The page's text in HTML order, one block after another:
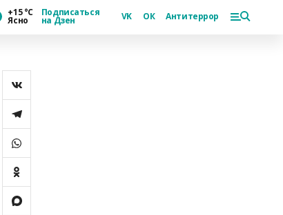
+15 °С
Ясно
Подписаться
на Дзен VK ОК Антитеррор